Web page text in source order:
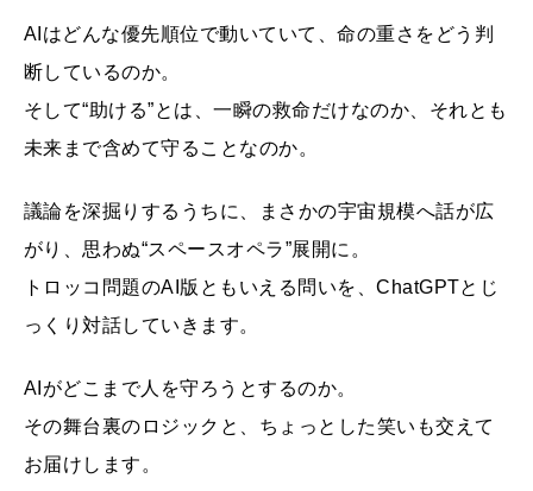
AIはどんな優先順位で動いていて、命の重さをどう判
断しているのか。
そして“助ける”とは、一瞬の救命だけなのか、それとも
未来まで含めて守ることなのか。
議論を深掘りするうちに、まさかの宇宙規模へ話が広
がり、思わぬ“スペースオペラ”展開に。
トロッコ問題のAI版ともいえる問いを、ChatGPTとじ
っくり対話していきます。
AIがどこまで人を守ろうとするのか。
その舞台裏のロジックと、ちょっとした笑いも交えて
お届けします。